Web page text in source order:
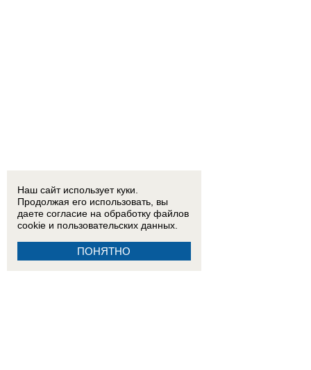
Наш сайт использует куки.
Продолжая его использовать, вы
даете согласие на обработку файлов
cookie и пользовательских данных.
ПОНЯТНО